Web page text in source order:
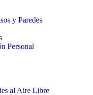
y Paredes
Personal
al Aire Libre